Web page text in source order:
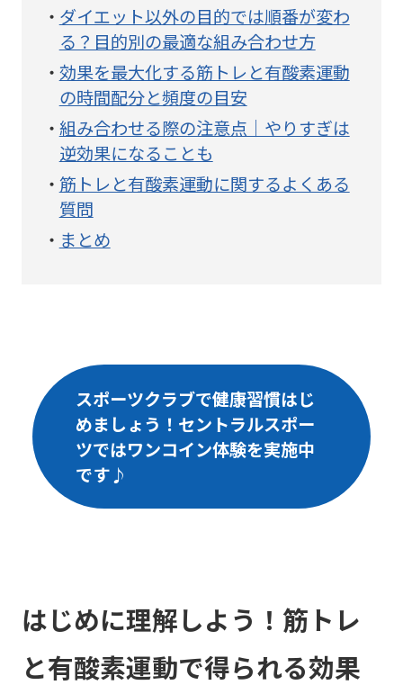
ダイエット以外の目的では順番が変わ
る？目的別の最適な組み合わせ方
効果を最大化する筋トレと有酸素運動
の時間配分と頻度の目安
組み合わせる際の注意点｜やりすぎは
逆効果になることも
筋トレと有酸素運動に関するよくある
質問
まとめ
スポーツクラブで健康習慣はじ
めましょう！セントラルスポー
ツではワンコイン体験を実施中
です♪
はじめに理解しよう！筋トレ
と有酸素運動で得られる効果